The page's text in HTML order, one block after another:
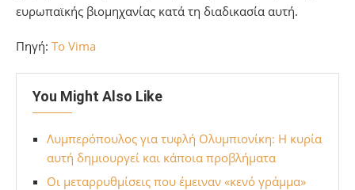
ευρωπαϊκής βιομηχανίας κατά τη διαδικασία αυτή.
Πηγή: To Vima
You Might Also Like
Λυμπερόπουλος για τυφλή Ολυμπιονίκη: Η κυρία
αυτή δημιουργεί και κάποια προβλήματα
Οι μεταρρυθμίσεις που έμειναν «κενό γράμμα»